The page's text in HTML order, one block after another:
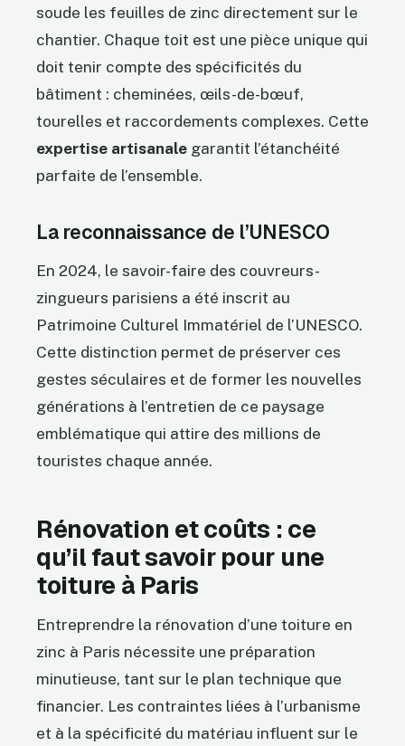
soude les feuilles de zinc directement sur le
chantier. Chaque toit est une pièce unique qui
doit tenir compte des spécificités du
bâtiment : cheminées, œils-de-bœuf,
tourelles et raccordements complexes. Cette
expertise artisanale garantit l’étanchéité
parfaite de l’ensemble.
La reconnaissance de l’UNESCO
En 2024, le savoir-faire des couvreurs-
zingueurs parisiens a été inscrit au
Patrimoine Culturel Immatériel de l’UNESCO.
Cette distinction permet de préserver ces
gestes séculaires et de former les nouvelles
générations à l’entretien de ce paysage
emblématique qui attire des millions de
touristes chaque année.
Rénovation et coûts : ce
qu’il faut savoir pour une
toiture à Paris
Entreprendre la rénovation d’une toiture en
zinc à Paris nécessite une préparation
minutieuse, tant sur le plan technique que
financier. Les contraintes liées à l’urbanisme
et à la spécificité du matériau influent sur le